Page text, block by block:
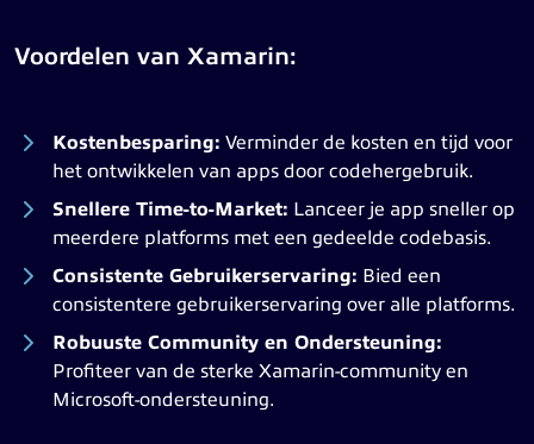
Voordelen van Xamarin:
Kostenbesparing: Verminder de kosten en tijd voor
het ontwikkelen van apps door codehergebruik.
Snellere Time-to-Market: Lanceer je app sneller op
meerdere platforms met een gedeelde codebasis.
Consistente Gebruikerservaring: Bied een
consistentere gebruikerservaring over alle platforms.
Robuuste Community en Ondersteuning:
Profiteer van de sterke Xamarin-community en
Microsoft-ondersteuning.